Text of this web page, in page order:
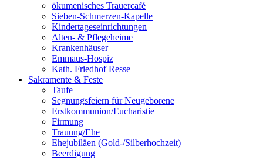
ökumenisches Trauercafé
Sieben-Schmerzen-Kapelle
Kindertageseinrichtungen
Alten- & Pflegeheime
Krankenhäuser
Emmaus-Hospiz
Kath. Friedhof Resse
Sakramente & Feste
Taufe
Segnungsfeiern für Neugeborene
Erstkommunion/Eucharistie
Firmung
Trauung/Ehe
Ehejubiläen (Gold-/Silberhochzeit)
Beerdigung